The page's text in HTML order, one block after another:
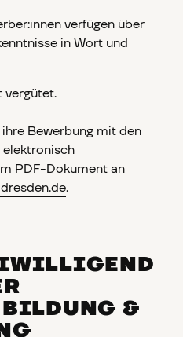
verfügen über
in Wort und
vergütet.
Bewerbung mit den
elektronisch
PDF-Dokument an
.
&